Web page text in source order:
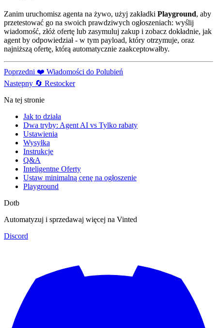
Zanim uruchomisz agenta na żywo, użyj zakładki Playground, aby
przetestować go na swoich prawdziwych ogłoszeniach: wyślij
wiadomość, złóż ofertę lub zasymuluj zakup i zobacz dokładnie, jak
agent by odpowiedział - w tym payload, który otrzymuje, oraz
najniższą ofertę, którą automatycznie zaakceptowałby.
Poprzedni ❤️ Wiadomości do Polubień
Następny 🔄 Restocker
Na tej stronie
Jak to działa
Dwa tryby: Agent AI vs Tylko rabaty
Ustawienia
Wysyłka
Instrukcje
Q&A
Inteligentne Oferty
Ustaw minimalną cenę na ogłoszenie
Playground
Dotb
Automatyzuj i sprzedawaj więcej na Vinted
Discord